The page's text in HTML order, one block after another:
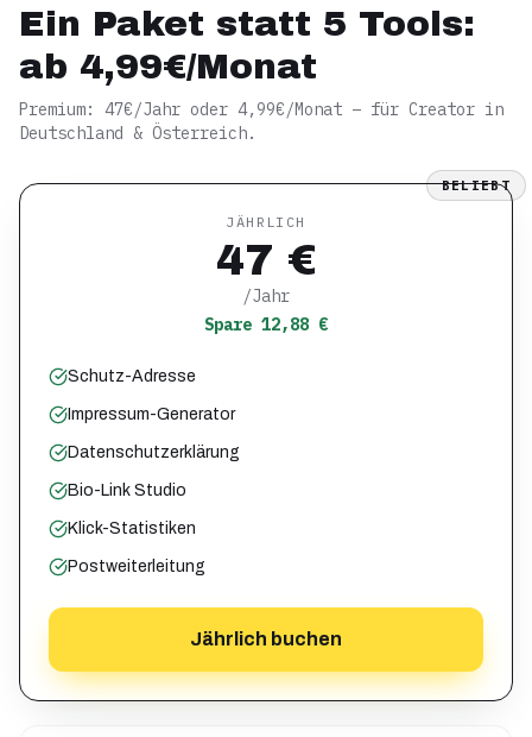
Ein Paket statt 5 Tools:
ab 4,99€/Monat
Premium: 47€/Jahr oder 4,99€/Monat – für Creator in
Deutschland & Österreich.
BELIEBT
JÄHRLICH
47 €
/Jahr
Spare 12,88 €
Schutz-Adresse
Impressum-Generator
Datenschutzerklärung
Bio-Link Studio
Klick-Statistiken
Postweiterleitung
Jährlich buchen